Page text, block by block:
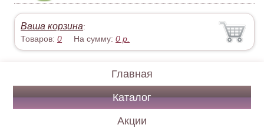
Ваша корзина:
Товаров:0 На сумму:0 р.
Главная
Каталог
Акции